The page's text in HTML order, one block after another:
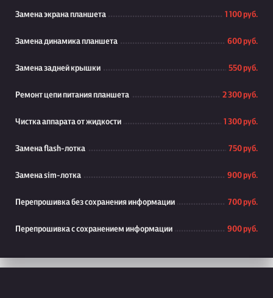
Замена экрана планшета 1 100 руб.
Замена динамика планшета 600 руб.
Замена задней крышки 550 руб.
Ремонт цепи питания планшета 2 300 руб.
Чистка аппарата от жидкости 1 300 руб.
Замена flash-лотка 750 руб.
Замена sim-лотка 900 руб.
Перепрошивка без сохранения информации 700 руб.
Перепрошивка с сохранением информации 900 руб.